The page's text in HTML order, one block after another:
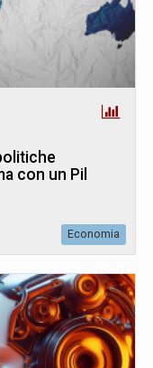
con un Pil
Economia